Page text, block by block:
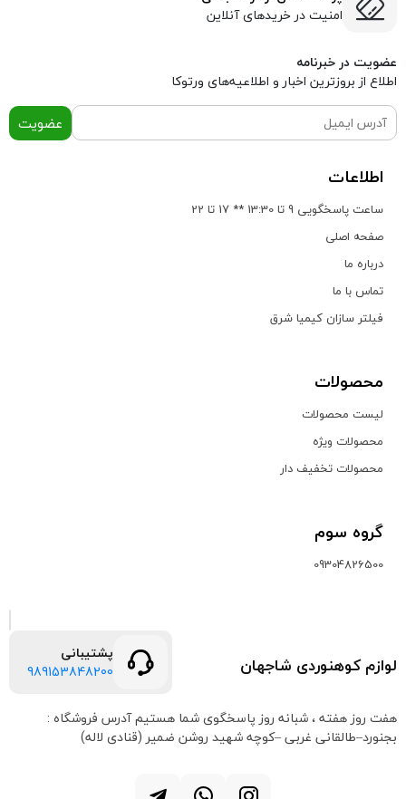
امنیت در خریدهای آنلاین
عضویت در خبرنامه
اطلاع از بروز‌ترین اخبار و اطلاعیه‌های ورتوکا
عضویت
اطلاعات
ساعت پاسخگویی 9 تا 13:30 ** 17 تا 22
صفحه اصلی
درباره ما
تماس با ما
فیلتر سازان کیمیا شرق
محصولات
لیست محصولات
محصولات ویژه
محصولات تخفیف دار
گروه سوم
09304826500
لوازم کوهنوردی شاجهان
پشتیبانی
989153848200
هفت روز هفته ، شبانه روز پاسخگوی شما هستیمآدرس فروشگاه :
بجنورد–طالقانی غربی –کوچه شهید روشن ضمیر (قنادی لاله)